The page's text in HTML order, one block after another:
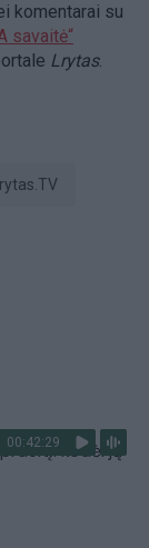
komentarai su
savaitė“
Lrytas.
00:42:29kodėl jų